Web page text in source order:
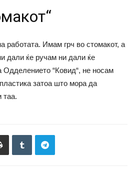
работата. Имам грч во стомакот, а
дали ќе ручам ни дали ќе
“Ковид“, не носам
затоа што мора да
таа.